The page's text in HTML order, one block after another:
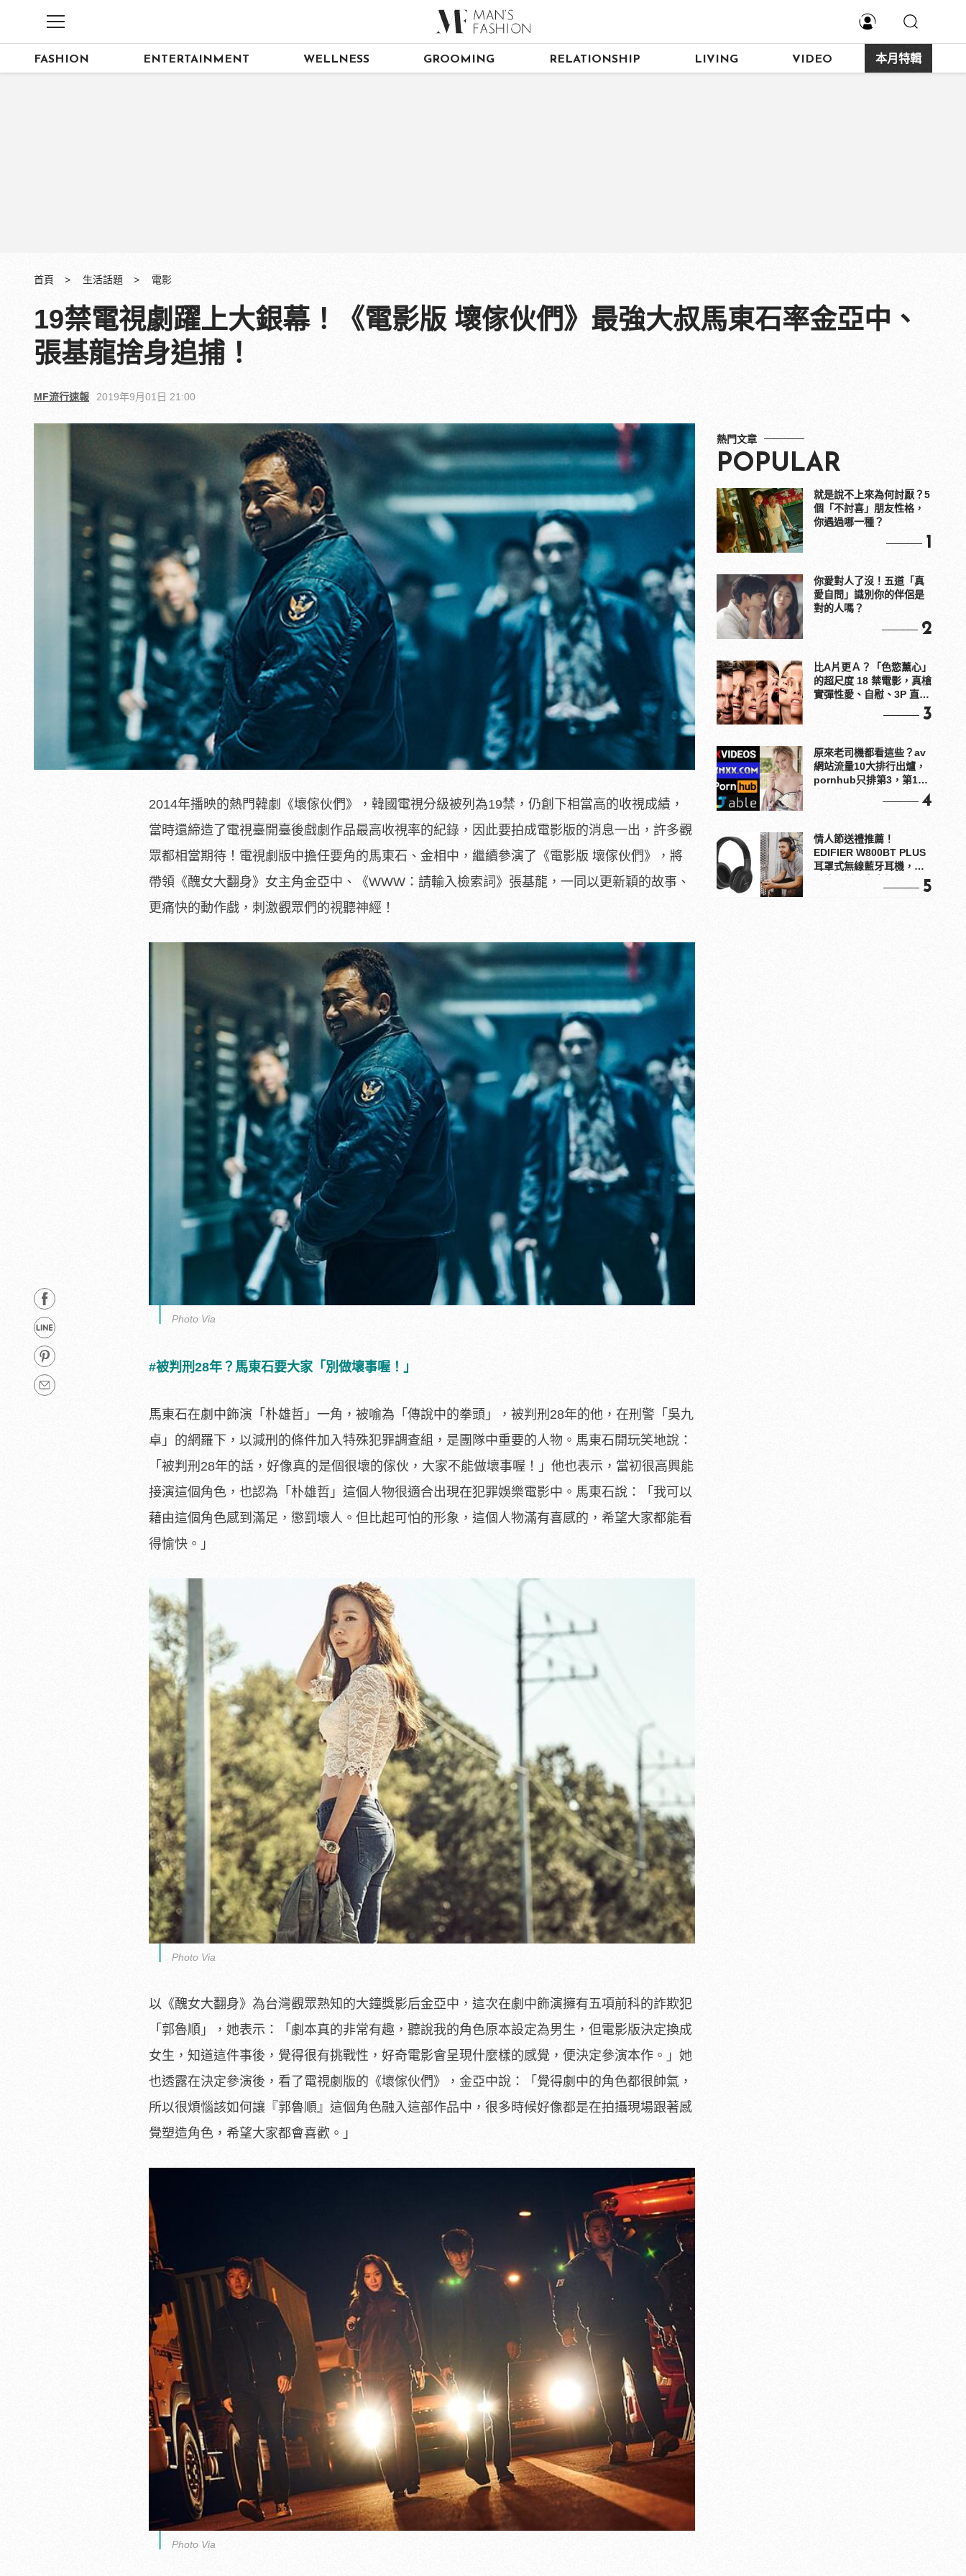
FASHION ENTERTAINMENT WELLNESS GROOMING RELATIONSHIP LIVING VIDEO 本月特輯
首頁 生活話題 電影
19禁電視劇躍上大銀幕！《電影版 壞傢伙們》最強大叔馬東石率金亞中、
張基龍捨身追捕！
MF流行速報 2019年9月01日 21:00
2014年播映的熱門韓劇《壞傢伙們》，韓國電視分級被列為19禁，仍創下相當高的收視成績，
當時還締造了電視臺開臺後戲劇作品最高收視率的紀錄，因此要拍成電影版的消息一出，許多觀
眾都相當期待！電視劇版中擔任要角的馬東石、金相中，繼續參演了《電影版 壞傢伙們》，將
帶領《醜女大翻身》女主角金亞中、《WWW：請輸入檢索詞》張基龍，一同以更新穎的故事、
更痛快的動作戲，刺激觀眾們的視聽神經！
Photo Via
#被判刑28年？馬東石要大家「別做壞事喔！」
馬東石在劇中飾演「朴雄哲」一角，被喻為「傳說中的拳頭」， 被判刑28年的他，在刑警「吳九
卓」的網羅下， 以減刑的條件加入特殊犯罪調查組，是團隊中重要的人物。 馬東石開玩笑地說：
「被判刑28年的話， 好像真的是個很壞的傢伙，大家不能做壞事喔！」他也表示， 當初很高興能
接演這個角色，也認為「朴雄哲」 這個人物很適合出現在犯罪娛樂電影中。馬東石說：「 我可以
藉由這個角色感到滿足，懲罰壞人。但比起可怕的形象， 這個人物滿有喜感的，希望大家都能看
得愉快。」
Photo Via
以《醜女大翻身》為台灣觀眾熟知的大鐘獎影后金亞中， 這次在劇中飾演擁有五項前科的詐欺犯
「郭魯順」，她表示：「 劇本真的非常有趣，聽說我的角色原本設定為男生， 但電影版決定換成
女生，知道這件事後，覺得很有挑戰性， 好奇電影會呈現什麼樣的感覺，便決定參演本作。」 她
也透露在決定參演後，看了電視劇版的《壞傢伙們》，金亞中說：
「覺得劇中的角色都很帥氣，
所以很煩惱該如何讓『郭魯順』 這個角色融入這部作品中， 很多時候好像都是在拍攝現場跟著感
覺塑造角色， 希望大家都會喜歡。」
Photo Via
熱門文章
POPULAR
就是說不上來為何討厭？5
個「不討喜」朋友性格，
你遇過哪一種？
1
你愛對人了沒！五道「真
愛自問」識別你的伴侶是
對的人嗎？
2
比A片更Ａ？「色慾薰心」
的超尺度 18 禁電影，真槍
實彈性愛、自慰、3P 直接
3
原來老司機都看這些？av
網站流量10大排行出爐，
pornhub只排第3，第1名
4
情人節送禮推薦！
EDIFIER W800BT PLUS
耳罩式無線藍牙耳機，在
5